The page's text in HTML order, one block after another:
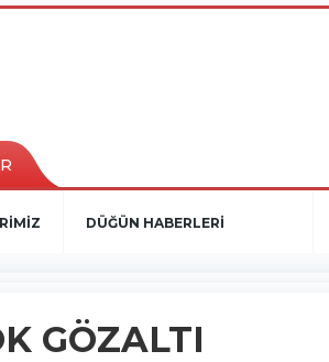
DÜĞÜN HABERLERİ
GÖZALTI